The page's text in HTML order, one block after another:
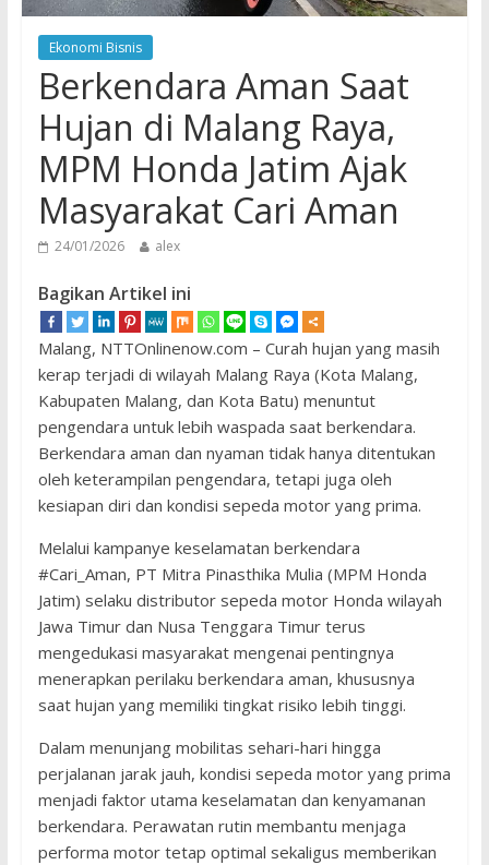
Ekonomi Bisnis
Berkendara Aman Saat
Hujan di Malang Raya,
MPM Honda Jatim Ajak
Masyarakat Cari Aman
24/01/2026 alex
Bagikan Artikel ini
Malang, NTTOnlinenow.com – Curah hujan yang masih
kerap terjadi di wilayah Malang Raya (Kota Malang,
Kabupaten Malang, dan Kota Batu) menuntut
pengendara untuk lebih waspada saat berkendara.
Berkendara aman dan nyaman tidak hanya ditentukan
oleh keterampilan pengendara, tetapi juga oleh
kesiapan diri dan kondisi sepeda motor yang prima.
Melalui kampanye keselamatan berkendara
#Cari_Aman, PT Mitra Pinasthika Mulia (MPM Honda
Jatim) selaku distributor sepeda motor Honda wilayah
Jawa Timur dan Nusa Tenggara Timur terus
mengedukasi masyarakat mengenai pentingnya
menerapkan perilaku berkendara aman, khususnya
saat hujan yang memiliki tingkat risiko lebih tinggi.
Dalam menunjang mobilitas sehari-hari hingga
perjalanan jarak jauh, kondisi sepeda motor yang prima
menjadi faktor utama keselamatan dan kenyamanan
berkendara. Perawatan rutin membantu menjaga
performa motor tetap optimal sekaligus memberikan